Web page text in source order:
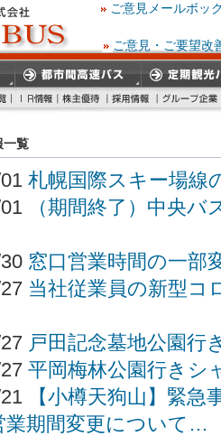
ご意見メールボッ
ご意見・ご要望改
一覧
札幌国際スキー場線
（期間終了）中央
窓口営業時間の一部
当社従業員の新型コ
戸田記念墓地公園行
平岡梅林公園行きシ
【小樽天狗山】緊
業期間変更について…